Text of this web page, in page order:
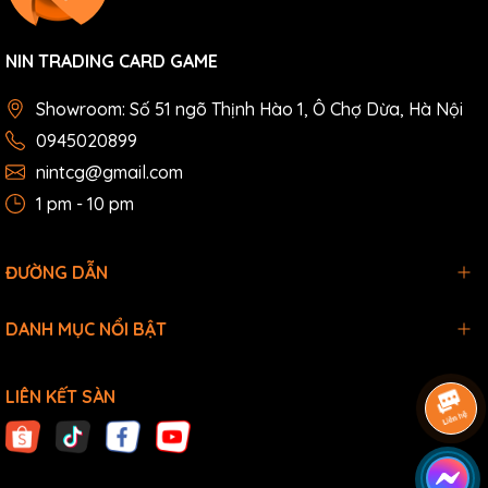
NIN TRADING CARD GAME
Showroom: Số 51 ngõ Thịnh Hào 1, Ô Chợ Dừa, Hà Nội
0945020899
nintcg@gmail.com
1 pm - 10 pm
ĐƯỜNG DẪN
DANH MỤC NỔI BẬT
LIÊN KẾT SÀN